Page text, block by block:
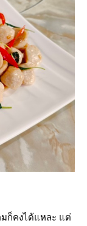
มก็คงได้แหละ แต่